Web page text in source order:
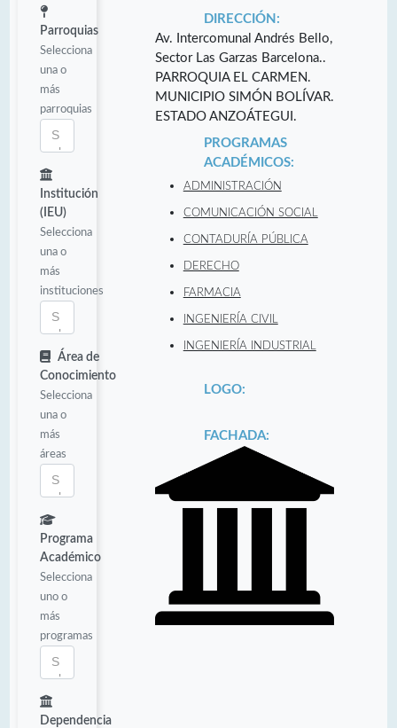
Parroquias
Selecciona
una o
más
parroquias
Institución
(IEU)
Selecciona
una o
más
instituciones
Área de
Conocimiento
Selecciona
una o
más
áreas
Programa
Académico
Selecciona
uno o
más
programas
Dependencia
DIRECCIÓN:
Av. Intercomunal Andrés Bello,
Sector Las Garzas Barcelona..
PARROQUIA EL CARMEN.
MUNICIPIO SIMÓN BOLÍVAR.
ESTADO ANZOÁTEGUI.
PROGRAMAS
ACADÉMICOS:
ADMINISTRACIÓN
COMUNICACIÓN SOCIAL
CONTADURÍA PÚBLICA
DERECHO
FARMACIA
INGENIERÍA CIVIL
INGENIERÍA INDUSTRIAL
LOGO:
FACHADA: